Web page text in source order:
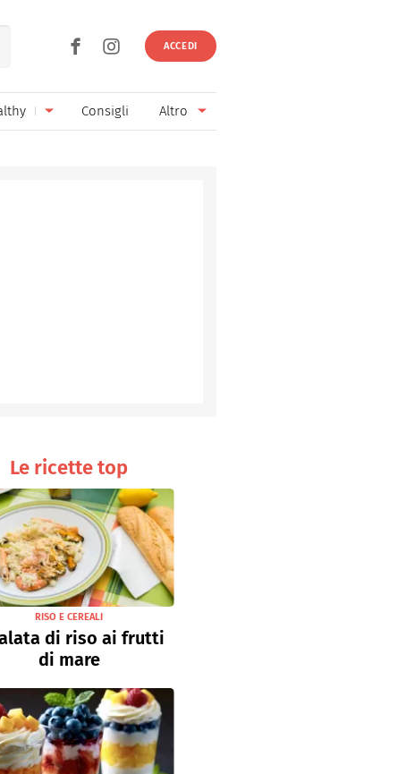
ACCEDI
Consigli Altro
Le ricette top
RISO E CEREALI
di riso ai frutti
di mare